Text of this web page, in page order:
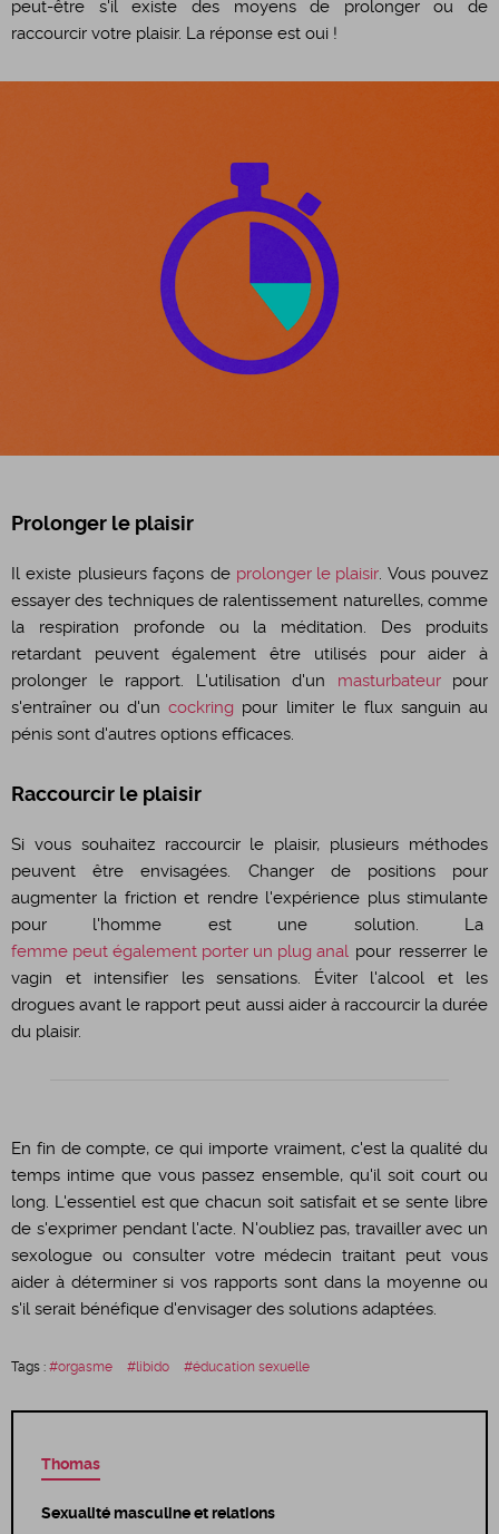
peut-être s'il existe des moyens de prolonger ou de
raccourcir votre plaisir. La réponse est oui !
Prolonger le plaisir
​Il existe plusieurs façons de prolonger le plaisir . Vous pouvez
essayer des techniques de ralentissement naturelles, comme
la respiration profonde ou la méditation. Des produits
retardant peuvent également être utilisés pour aider à
prolonger le rapport. L'utilisation d'un masturbateurpour
s'entraîner ou d'uncockring pour limiter le flux sanguin au
pénis sont d'autres options efficaces.
Raccourcir le plaisir
​Si vous souhaitez raccourcir le plaisir, plusieurs méthodes
peuvent être envisagées. Changer de positions pour
augmenter la friction et rendre l'expérience plus stimulante
pour l'homme est une solution. La
femme peut également porter un plug anal
pour resserrer le
vagin et intensifier les sensations. Éviter l'alcool et les
drogues avant le rapport peut aussi aider à raccourcir la durée
du plaisir.
​En fin de compte, ce qui importe vraiment, c'est la qualité du
temps intime que vous passez ensemble, qu'il soit court ou
long. L'essentiel est que chacun soit satisfait et se sente libre
de s'exprimer pendant l'acte. N'oubliez pas, travailler avec un
sexologue ou consulter votre médecin traitant peut vous
aider à déterminer si vos rapports sont dans la moyenne ou
s'il serait bénéfique d'envisager des solutions adaptées.
Tags : orgasme libido éducation sexuelle
Thomas
Sexualité masculine et relations